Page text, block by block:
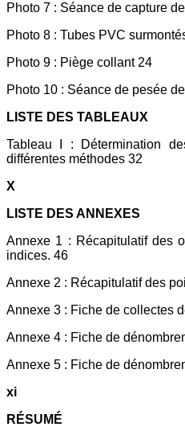
Photo 7 : Séance de capture
Photo 8 : Tubes PVC
Photo 9 : Piège collant 24
Photo 10 : Séance de pesée
LISTE DES TABLEAUX
Tableau I : Détermination
différentes méthodes 32
X
LISTE DES ANNEXES
Annexe 1 : Récapitulatif des
indices. 46
Annexe 2 : Récapitulatif des
Annexe 3 : Fiche de collectes
Annexe 4 : Fiche de
Annexe 5 : Fiche de
xi
RÉSUMÉ